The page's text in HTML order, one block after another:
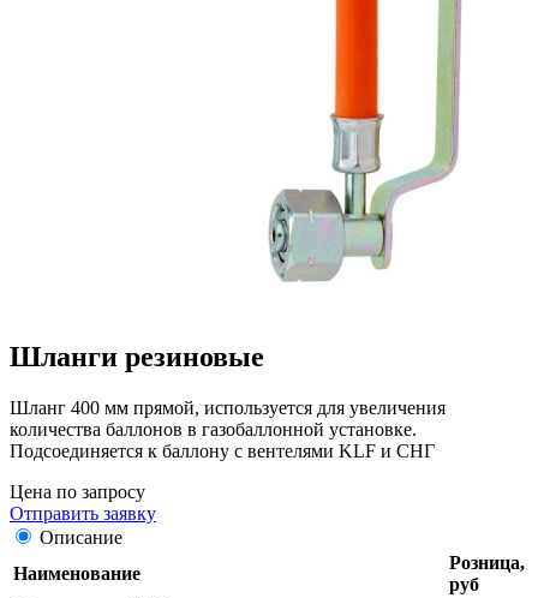
Шланги резиновые
Шланг 400 мм прямой, используется для увеличения
количества баллонов в газобаллонной установке.
Подсоединяется к баллону с вентелями KLF и СНГ
Цена по запросу
Отправить заявку
Описание
Наименование
Розница,
руб